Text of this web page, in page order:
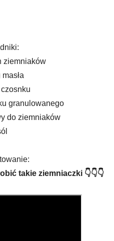
ziemniaków
granulowanego
do ziemniaków
takie ziemniaczki 👇👇👇